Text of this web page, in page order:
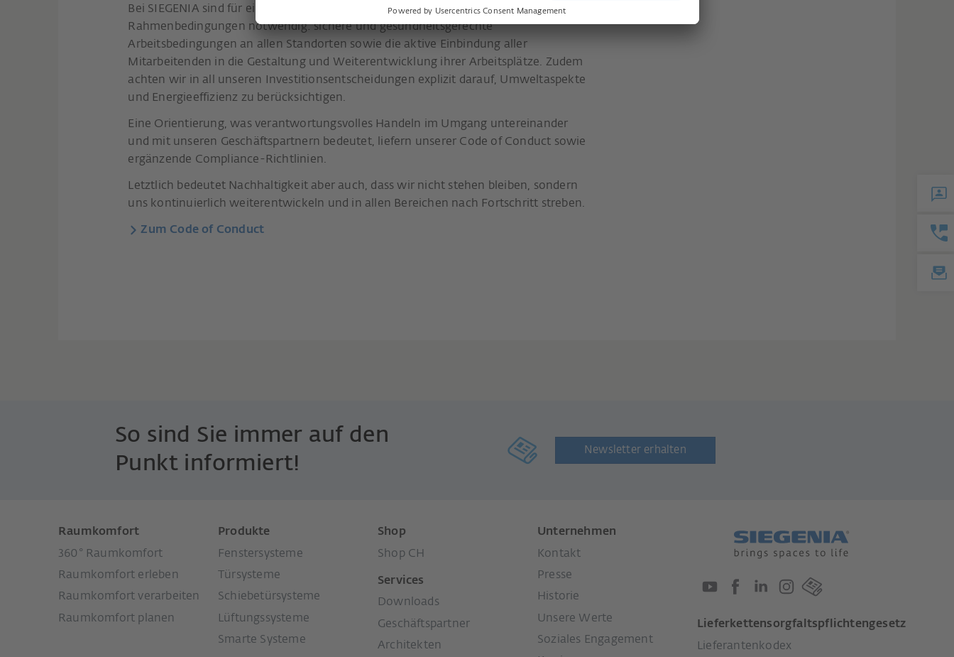
Bei SIEGENIA sind für eine nachhaltige Unternehmensentwicklung zwei
Rahmenbedingungen notwendig: sichere und gesundheitsgerechte
Arbeitsbedingungen an allen Standorten sowie die aktive Einbindung aller
Mitarbeitenden in die Gestaltung und Weiterentwicklung ihrer Arbeitsplätze. Zudem
achten wir in all unseren Investitionsentscheidungen explizit darauf, Umweltaspekte
und Energieeffizienz zu berücksichtigen.
Eine Orientierung, was verantwortungsvolles Handeln im Umgang untereinander
und mit unseren Geschäftspartnern bedeutet, liefern unserer Code of Conduct sowie
ergänzende Compliance-Richtlinien.
Letztlich bedeutet Nachhaltigkeit aber auch, dass wir nicht stehen bleiben, sondern
uns kontinuierlich weiterentwickeln und in allen Bereichen nach Fortschritt streben.
Zum Code of Conduct
So sind Sie immer auf den
Punkt informiert!
Newsletter erhalten
Raumkomfort
360° Raumkomfort
Raumkomfort erleben
Raumkomfort verarbeiten
Raumkomfort planen
Produkte
Fenstersysteme
Türsysteme
Schiebetürsysteme
Lüftungssysteme
Smarte Systeme
Shop
Shop CH
Services
Downloads
Geschäftspartner
Architekten
Unternehmen
Kontakt
Presse
Historie
Unsere Werte
Soziales Engagement
Lieferkettensorgfaltspflichtengesetz
Lieferantenkodex